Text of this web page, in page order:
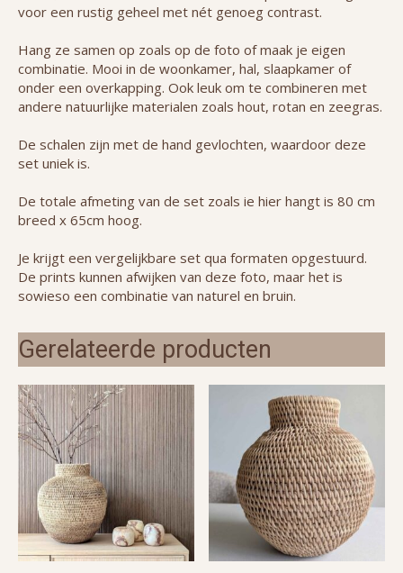
voor een rustig geheel met nét genoeg contrast.
Hang ze samen op zoals op de foto of maak je eigen
combinatie. Mooi in de woonkamer, hal, slaapkamer of
onder een overkapping. Ook leuk om te combineren met
andere natuurlijke materialen zoals hout, rotan en zeegras.
De schalen zijn met de hand gevlochten, waardoor deze
set uniek is.
De totale afmeting van de set zoals ie hier hangt is 80 cm
breed x 65cm hoog.
Je krijgt een vergelijkbare set qua formaten opgestuurd.
De prints kunnen afwijken van deze foto, maar het is
sowieso een combinatie van naturel en bruin.
Gerelateerde producten